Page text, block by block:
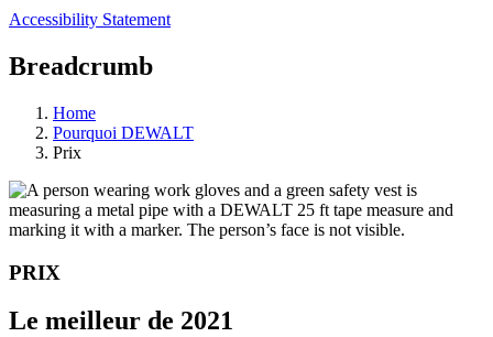
Accessibility Statement
Breadcrumb
Home
Pourquoi DEWALT
Prix
PRIX
Le meilleur de 2021